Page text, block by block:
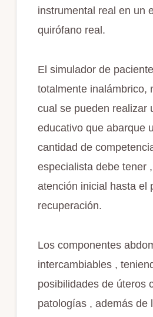
instrumental real en un
quirófano real.
El simulador de
totalmente inalámbrico,
cual se pueden realizar
educativo que abarque
cantidad de
especialista debe tener
atención inicial hasta el
recuperación.
Los componentes
intercambiables ,
posibilidades de úteros
patologías , además de